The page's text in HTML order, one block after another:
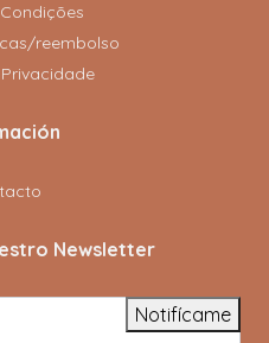
reembolso
Newsletter
Notifícame